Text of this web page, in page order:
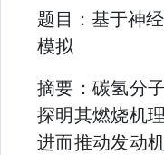
题目： 基于神
模拟
摘要：碳氢分
探明其燃烧机
进而推动发动